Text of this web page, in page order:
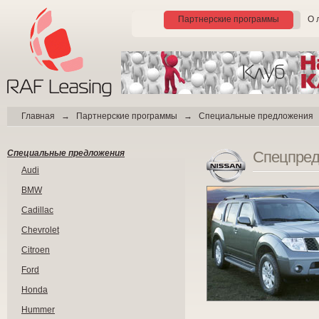
Партнерские программы О
Главная → Партнерские программы → Специальные предложения
Специальные предложения
Audi
BMW
Cadillac
Chevrolet
Citroen
Ford
Honda
Hummer